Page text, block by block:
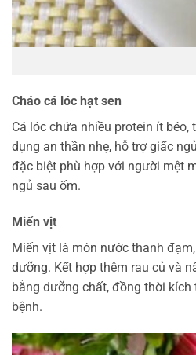
Cháo cá lóc hạt sen
Cá lóc chứa nhiều protein ít béo,
dụng an thần nhẹ, hỗ trợ giấc
đặc biệt phù hợp với người mệt
ngủ sau ốm.
Miến vịt
Miến vịt là món nước thanh
dưỡng. Kết hợp thêm rau củ và
bằng dưỡng chất, đồng thời
bệnh.